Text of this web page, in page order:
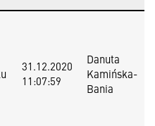
31.12.2020
11:07:59
Danuta
Kamińska-
Bania